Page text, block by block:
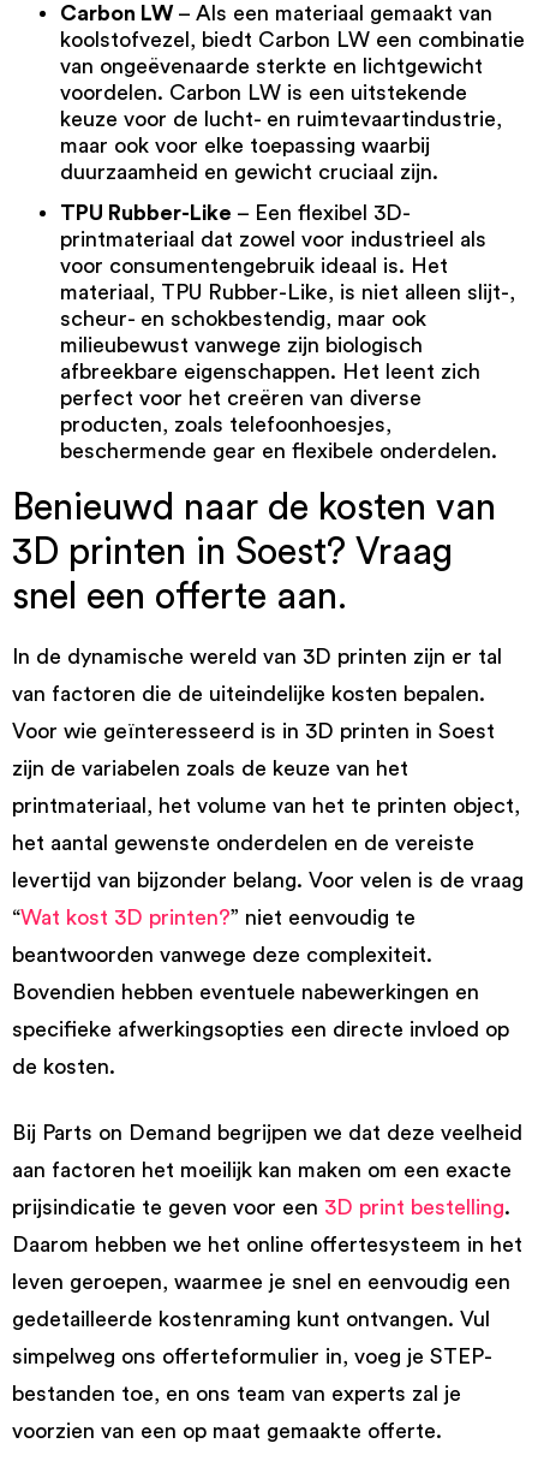
Carbon LW– Als een materiaal gemaakt van
koolstofvezel, biedt Carbon LW een combinatie
van ongeëvenaarde sterkte en lichtgewicht
voordelen. Carbon LW is een uitstekende
keuze voor de lucht- en ruimtevaartindustrie,
maar ook voor elke toepassing waarbij
duurzaamheid en gewicht cruciaal zijn.
TPU Rubber-Like – Een flexibel 3D-
printmateriaal dat zowel voor industrieel als
voor consumentengebruik ideaal is. Het
materiaal, TPU Rubber-Like, is niet alleen slijt-,
scheur- en schokbestendig, maar ook
milieubewust vanwege zijn biologisch
afbreekbare eigenschappen. Het leent zich
perfect voor het creëren van diverse
producten, zoals telefoonhoesjes,
beschermende gear en flexibele onderdelen.
Benieuwd naar de kosten van
3D printen in Soest? Vraag
snel een offerte aan.
In de dynamische wereld van 3D printen zijn er tal
van factoren die de uiteindelijke kosten bepalen.
Voor wie geïnteresseerd is in 3D printen in Soest
zijn de variabelen zoals de keuze van het
printmateriaal, het volume van het te printen object,
het aantal gewenste onderdelen en de vereiste
levertijd van bijzonder belang. Voor velen is de vraag
“Wat kost 3D printen?” niet eenvoudig te
beantwoorden vanwege deze complexiteit.
Bovendien hebben eventuele nabewerkingen en
specifieke afwerkingsopties een directe invloed op
de kosten.
Bij Parts on Demand begrijpen we dat deze veelheid
aan factoren het moeilijk kan maken om een exacte
prijsindicatie te geven voor een 3D print bestelling.
Daarom hebben we het online offertesysteem in het
leven geroepen, waarmee je snel en eenvoudig een
gedetailleerde kostenraming kunt ontvangen. Vul
simpelweg ons offerteformulier in, voeg je STEP-
bestanden toe, en ons team van experts zal je
voorzien van een op maat gemaakte offerte.